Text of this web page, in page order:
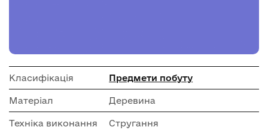
Класифікація Предмети побуту
Матеріал Деревина
Техніка виконання Стругання